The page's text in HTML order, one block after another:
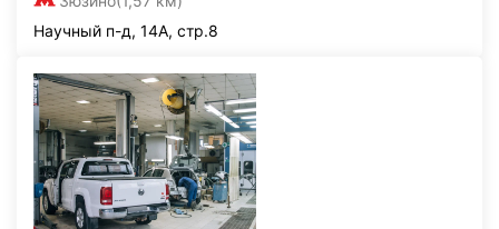
Научный п-д, 14А, стр.8